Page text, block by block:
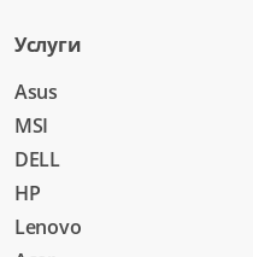
Услуги
Asus
MSI
DELL
HP
Lenovo